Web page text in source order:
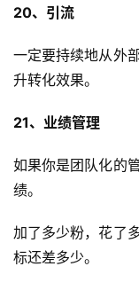
20、引流
一定要持续地从外
升转化效果。
21、业绩管理
如果你是团队化的
绩。
加了多少粉，花了
标还差多少。